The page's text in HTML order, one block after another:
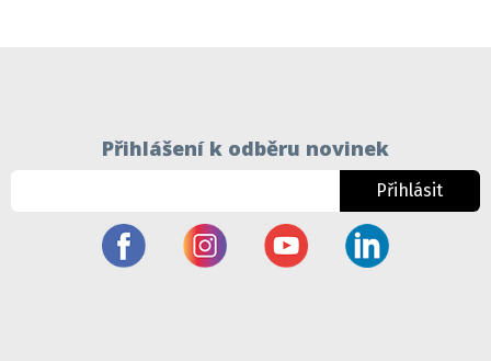
Přihlášení k odběru novinek
Přihlásit